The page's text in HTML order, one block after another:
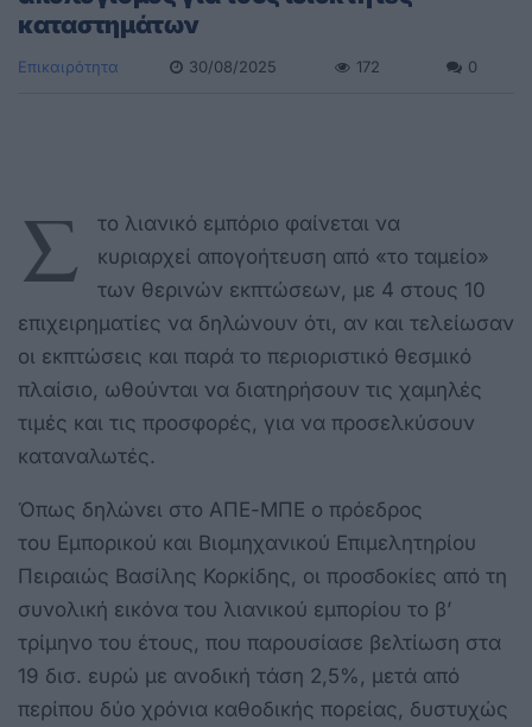
καταστημάτων
Επικαιρότητα 30/08/2025 172 0
Σ
το λιανικό εμπόριο φαίνεται να
κυριαρχεί απογοήτευση από «το ταμείο»
των θερινών εκπτώσεων, με 4 στους 10
επιχειρηματίες να δηλώνουν ότι, αν και τελείωσαν
οι εκπτώσεις και παρά το περιοριστικό θεσμικό
πλαίσιο, ωθούνται να διατηρήσουν τις χαμηλές
τιμές και τις προσφορές, για να προσελκύσουν
καταναλωτές.
Όπως δηλώνει στο ΑΠΕ-ΜΠΕ ο πρόεδρος
του Εμπορικού και Βιομηχανικού Επιμελητηρίου
Πειραιώς Βασίλης Κορκίδης, οι προσδοκίες από τη
συνολική εικόνα του λιανικού εμπορίου το β’
τρίμηνο του έτους, που παρουσίασε βελτίωση στα
19 δισ. ευρώ με ανοδική τάση 2,5%, μετά από
περίπου δύο χρόνια καθοδικής πορείας, δυστυχώς